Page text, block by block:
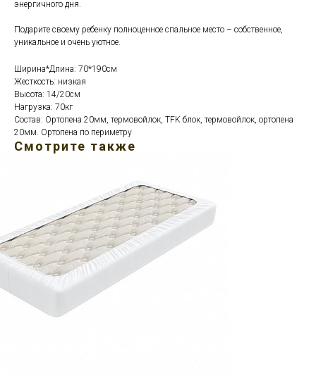
энергичного дня.
Подарите своему ребенку полноценное спальное место – собственное,
уникальное и очень уютное.
Ширина*Длина: 70*190см
Жесткость: низкая
Высота: 14/20см
Нагрузка: 70кг
Состав: Ортопена 20мм, термовойлок, TFK блок, термовойлок, ортопена
20мм. Ортопена по периметру
Смотрите также